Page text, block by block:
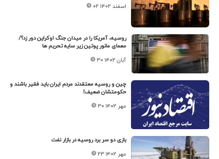
۰۲ اسفند ۱۴۰۲
روسیه، آمریکا را در میدان جنگ اوکراین دور زد؟/
معمای مانور پوتین زیر سایه تحریم ها
۳۰ آبان ۱۴۰۲
چین و روسیه معتقدند مردم ایران باید فقیر باشند و
حکومتشان ضعیف!
۳۰ مهر ۱۴۰۲
بازی دو سر برد روسیه در بازار نفت
۲۳ مهر ۱۴۰۲